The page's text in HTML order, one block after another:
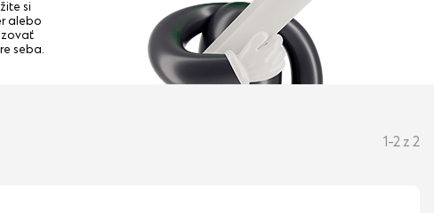
si
alebo
seba.
1-2 z 2